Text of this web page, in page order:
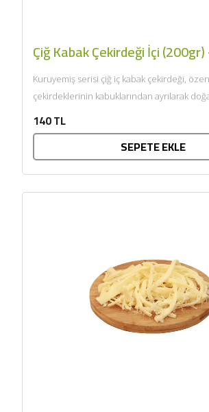
Çiğ Kabak Çekirdeği İçi
Kuruyemiş serisi çiğ iç kabak çekirdeği,
çekirdeklerinin kabuklarından ayrılarak
140 TL
SEPETE EKLE